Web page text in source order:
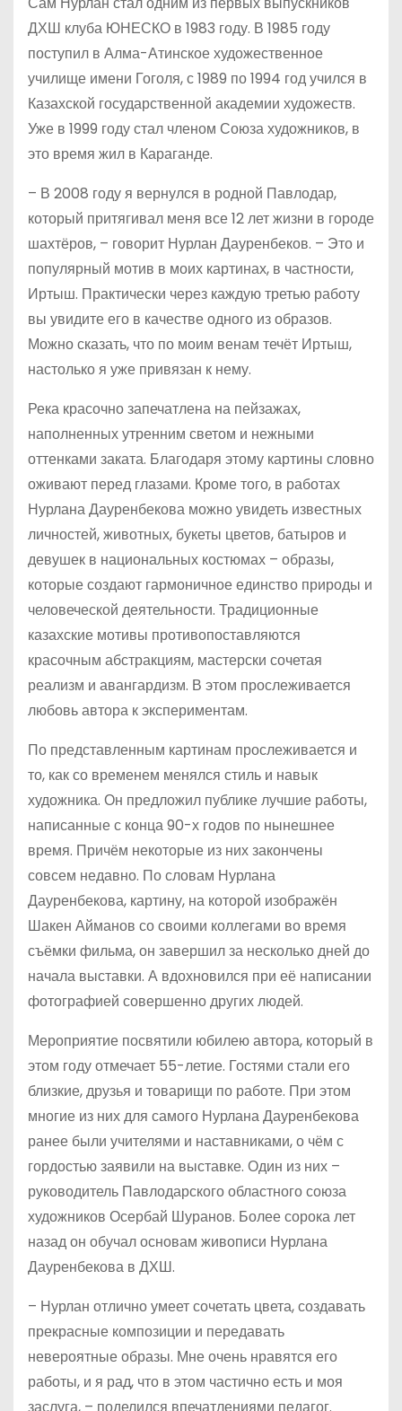
ДХШ клуба ЮНЕСКО в 1983 году. В 1985 году
поступил в Алма-Атинское художественное
училище имени Гоголя, с 1989 по 1994 год учился в
Казахской государственной академии художеств.
Уже в 1999 году стал членом Союза художников, в
это время жил в Караганде.
– В 2008 году я вернулся в родной Павлодар,
который притягивал меня все 12 лет жизни в городе
шахтёров, – говорит Нурлан Дауренбеков. – Это и
популярный мотив в моих картинах, в частности,
Иртыш. Практически через каждую третью работу
вы увидите его в качестве одного из образов.
Можно сказать, что по моим венам течёт Иртыш,
настолько я уже привязан к нему.
Река красочно запечатлена на пейзажах,
наполненных утренним светом и нежными
оттенками заката. Благодаря этому картины словно
оживают перед глазами. Кроме того, в работах
Нурлана Дауренбекова можно увидеть известных
личностей, животных, букеты цветов, батыров и
девушек в национальных костюмах – образы,
которые создают гармоничное единство природы и
человеческой деятельности. Традиционные
казахские мотивы противопоставляются
красочным абстракциям, мастерски сочетая
реализм и авангардизм. В этом прослеживается
любовь автора к экспериментам.
По представленным картинам прослеживается и
то, как со временем менялся стиль и навык
художника. Он предложил публике лучшие работы,
написанные с конца 90-х годов по нынешнее
время. Причём некоторые из них закончены
совсем недавно. По словам Нурлана
Дауренбекова, картину, на которой изображён
Шакен Айманов со своими коллегами во время
съёмки фильма, он завершил за несколько дней до
начала выставки. А вдохновился при её написании
фотографией совершенно других людей.
Мероприятие посвятили юбилею автора, который в
этом году отмечает 55-летие. Гостями стали его
близкие, друзья и товарищи по работе. При этом
многие из них для самого Нурлана Дауренбекова
ранее были учителями и наставниками, о чём с
гордостью заявили на выставке. Один из них –
руководитель Павлодарского областного союза
художников Осербай Шуранов. Более сорока лет
назад он обучал основам живописи Нурлана
Дауренбекова в ДХШ.
– Нурлан отлично умеет сочетать цвета, создавать
прекрасные композиции и передавать
невероятные образы. Мне очень нравятся его
работы, и я рад, что в этом частично есть и моя